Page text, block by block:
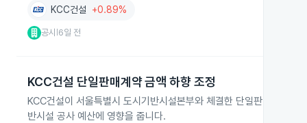
KCC건설 +0.89%
공시 6일 전
KCC건설 단일판매계약 금액 하향 조정
KCC건설이 서울특별시 도시기반시설본부와 체결한 단일판매·공급
반시설 공사 예산에 영향을 줍니다.